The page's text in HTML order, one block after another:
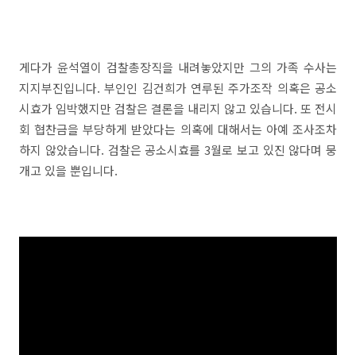
게다가 윤석열이 검찰총장직을 내려놓았지만 그의 가족 수사는
지지부진입니다. 부인인 김건희가 연루된 주가조작 의혹은 공소
시효가 임박했지만 검찰은 결론을 내리지 않고 있습니다. 또 전시
회 협찬금을 부당하게 받았다는 의혹에 대해서는 아예 조사조차
하지 않았습니다. 검찰은 공소시효를 3월로 보고 있진 않다며 뭉
개고 있을 뿐입니다.